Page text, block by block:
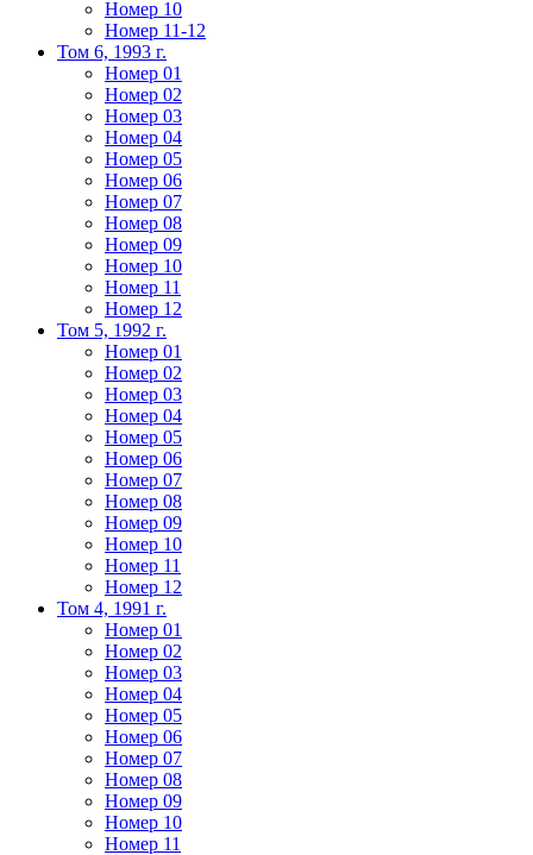
Номер 10
Номер 11-12
Том 6, 1993 г.
Номер 01
Номер 02
Номер 03
Номер 04
Номер 05
Номер 06
Номер 07
Номер 08
Номер 09
Номер 10
Номер 11
Номер 12
Том 5, 1992 г.
Номер 01
Номер 02
Номер 03
Номер 04
Номер 05
Номер 06
Номер 07
Номер 08
Номер 09
Номер 10
Номер 11
Номер 12
Том 4, 1991 г.
Номер 01
Номер 02
Номер 03
Номер 04
Номер 05
Номер 06
Номер 07
Номер 08
Номер 09
Номер 10
Номер 11